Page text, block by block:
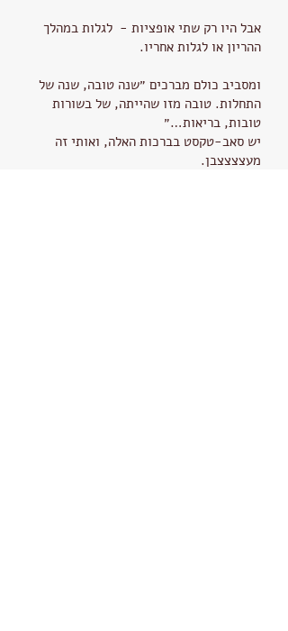
אבל היו רק שתי אופציות - לגלות במהלך
ההריון או לגלות אחריו.
ומסביב כולם מברכים ״שנה טובה, שנה של
התחלות. טובה מזו שהייתה, של בשורות
טובות, בריאות…״
יש סאב-טקסט בברכות האלה, ואותי זה
מעצצצצבן.